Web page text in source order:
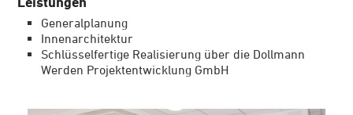
Generalplanung
Innenarchitektur
Schlüsselfertige Realisierung über die Dollmann
Werden Projektentwicklung GmbH